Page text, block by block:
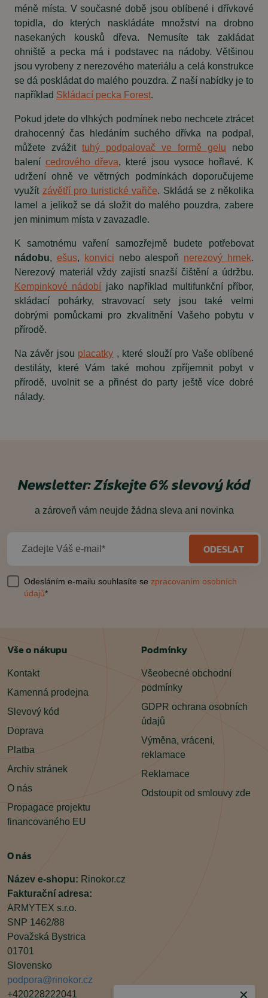
méně místa. V současné době jsou oblíbené i dřívkové
topidla, do kterých naskládáte množství na drobno
nasekaných kousků dřeva. Nemusíte tak zakládat
ohniště a pecka má i podstavec na nádoby. Většinou
jsou vyrobeny z nerezového materiálu a celá konstrukce
se dá poskládat do malého pouzdra. Z naší nabídky je to
například Skládací pecka Forest.
Pokud jdete do vlhkých podmínek nebo nechcete ztrácet
drahocenný čas hledáním suchého dřívka na podpal,
můžete zvážit tuhý podpalovač ve formě gelu nebo
balení cedrového dřeva, které jsou vysoce hořlavé. K
udržení ohně ve větrných podmínkách doporučujeme
využít závětří pro turistické vařiče. Skládá se z několika
lamel a jelikož se dá složit do malého pouzdra, zabere
jen minimum místa v zavazadle.
K samotnému vaření samozřejmě budete potřebovat
nádobu, ešus, konvici nebo alespoň nerezový hrnek.
Nerezový materiál vždy zajistí snazší čištění a údržbu.
Kempinkové nádobí jako například multifunkční příbor,
skládací pohárky, stravovací sety jsou také velmi
dobrými pomůckami pro zkvalitnění Vašeho pobytu v
přírodě.
Na závěr jsou placatky , které slouží pro Vaše oblíbené
destiláty, které Vám také mohou zpříjemnit pobyt v
přírodě, uvolnit se a přinést do party ještě více dobré
nálady.
Newsletter:Získejte 6% slevový kód
a zároveň vám neujde žádna sleva ani novinka
Zadejte Váš e-mail* ODESLAT
Odesláním e-mailu souhlasíte se zpracovaním osobních
údajů*
Vše o nákupu
Kontakt
Kamenná prodejna
Slevový kód
Doprava
Platba
Archiv stránek
O nás
Propagace projektu
financovaného EU
Podmínky
Všeobecné obchodní
podmínky
GDPR ochrana osobních
údajů
Výměna, vrácení,
reklamace
Reklamace
Odstoupit od smlouvy zde
O nás
Název e-shopu: Rinokor.cz
Fakturační adresa:
ARMYTEX s.r.o.
SNP 1462/88
Považská Bystrica
01701
Slovensko
podpora@rinokor.cz
+420228222041